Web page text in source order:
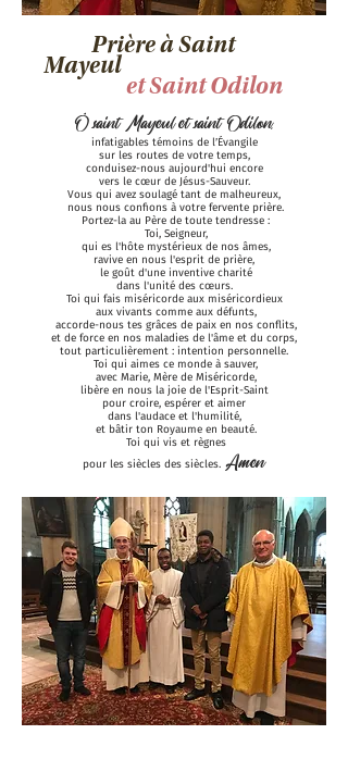
Prière à Saint
Mayeul
et Saint Odilon
Ô saint Mayeul et saint Odilon,
infatigables témoins de l’Évangile
sur les routes de votre temps,
conduisez-nous aujourd'hui encore
vers le cœur de Jésus-Sauveur.
Vous qui avez soulagé tant de malheureux,
nous nous confions à votre fervente prière.
Portez-la au Père de toute tendresse :
Toi, Seigneur,
qui es l'hôte mystérieux de nos âmes,
ravive en nous l'esprit de prière,
le goût d'une inventive charité
dans l'unité des cœurs.
Toi qui fais miséricorde aux miséricordieux
aux vivants comme aux défunts,
accorde-nous tes grâces de paix en nos conflits,
et de force en nos maladies de l'âme et du corps,
tout particulièrement : intention personnelle.
Toi qui aimes ce monde à sauver,
avec Marie, Mère de Miséricorde,
libère en nous la joie de l'Esprit-Saint
pour croire, espérer et aimer
dans l'audace et l'humilité,
et bâtir ton Royaume en beauté.
Toi qui vis et règnes
pour les siècles des siècles. Amen